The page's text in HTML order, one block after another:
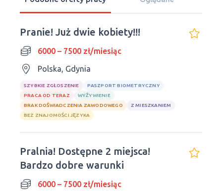
Pranie! Już dwie kobiety!!!
6000 – 7500 zł/miesiąc
Polska, Gdynia
SZYBKIE ZGŁOSZENIE
PASZPORT BIOMETRYCZNY
PRACA OD TERAZ
WYŻYWIENIE
BRAK DOŚWIADCZENIA ZAWODOWEGO
Z MIESZKANIEM
BEZ ZNAJOMOŚCI JĘZYKA
Pralnia! Dostępne 2 miejsca!
Bardzo dobre warunki
6000 – 7500 zł/miesiąc